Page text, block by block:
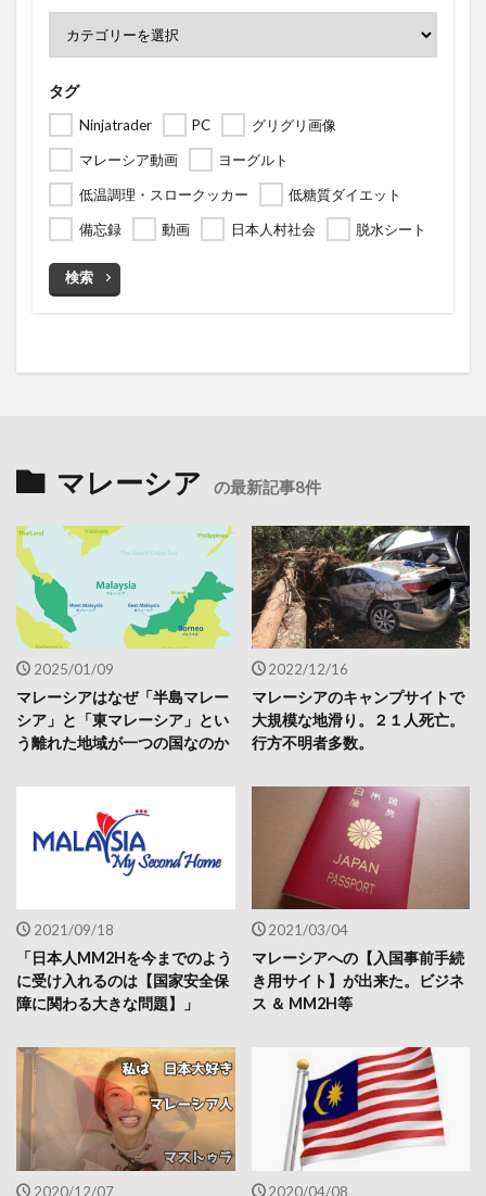
タグ
Ninjatrader PC
グリグリ画像
マレーシア動画
ヨーグルト
低温調理・スロークッカー
低糖質ダイエット
備忘録
動画 日本人村社会 脱水シート
検索
マレーシア の最新記事8件
2025/01/09
マレーシアはなぜ「半島マレー
シア」と「東マレーシア」とい
う離れた地域が一つの国なのか
2022/12/16
マレーシアのキャンプサイトで
大規模な地滑り。２１人死亡。
行方不明者多数。
2021/09/18
「日本人MM2Hを今までのよう
に受け入れるのは【国家安全保
障に関わる大きな問題】」
2021/03/04
マレーシアへの【入国事前手続
き用サイト】が出来た。ビジネ
ス ＆ MM2H等
2020/12/07 2020/04/08